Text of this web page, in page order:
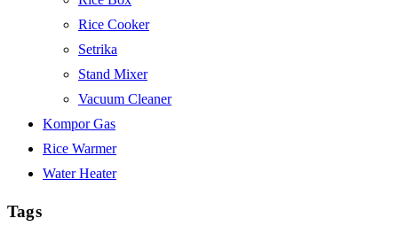
Rice Cooker
Setrika
Stand Mixer
Vacuum Cleaner
Kompor Gas
Rice Warmer
Water Heater
Tags